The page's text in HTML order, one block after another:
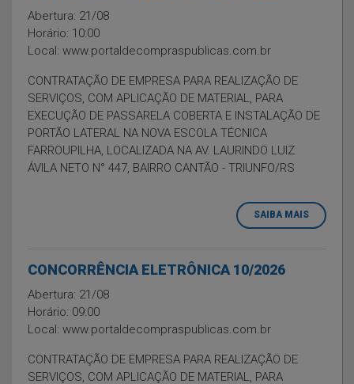
Abertura: 21/08
Horário: 10:00
Local: www.portaldecompraspublicas.com.br
CONTRATAÇÃO DE EMPRESA PARA REALIZAÇÃO DE
SERVIÇOS, COM APLICAÇÃO DE MATERIAL, PARA
EXECUÇÃO DE PASSARELA COBERTA E INSTALAÇÃO DE
PORTÃO LATERAL NA NOVA ESCOLA TÉCNICA
FARROUPILHA, LOCALIZADA NA AV. LAURINDO LUIZ
ÁVILA NETO N° 447, BAIRRO CANTÃO - TRIUNFO/RS
SAIBA MAIS
CONCORRÊNCIA ELETRÔNICA 10/2026
Abertura: 21/08
Horário: 09:00
Local: www.portaldecompraspublicas.com.br
CONTRATAÇÃO DE EMPRESA PARA REALIZAÇÃO DE
SERVIÇOS, COM APLICAÇÃO DE MATERIAL, PARA